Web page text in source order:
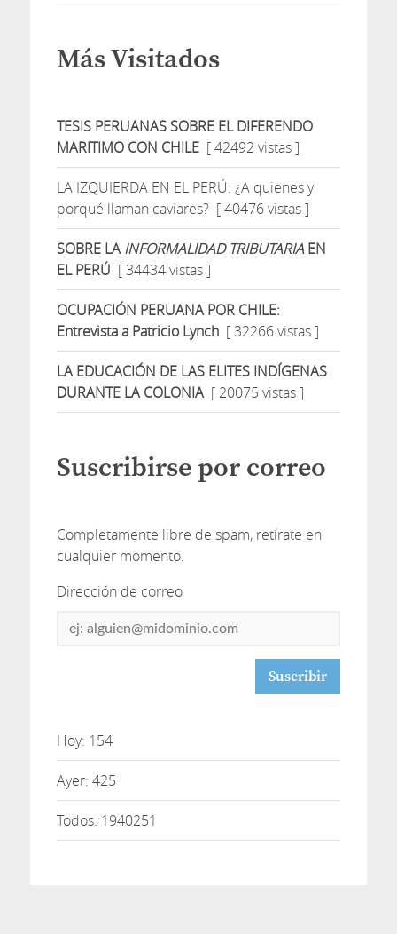
Más Visitados
TESIS PERUANAS SOBRE EL DIFERENDO
MARITIMO CON CHILE[ 42492 vistas ]
LA IZQUIERDA EN EL PERÚ: ¿A quienes y
porqué llaman caviares? [ 40476 vistas ]
SOBRE LAINFORMALIDAD TRIBUTARIAEN
EL PERÚ [ 34434 vistas ]
OCUPACIÓN PERUANA POR CHILE:
Entrevista a Patricio Lynch[ 32266 vistas ]
LA EDUCACIÓN DE LAS ELITES INDÍGENAS
DURANTE LA COLONIA[ 20075 vistas ]
Suscribirse por correo
Completamente libre de spam, retírate en
cualquier momento.
Dirección de correo
Dirección
Hoy: 154
Ayer: 425
Todos: 1940251